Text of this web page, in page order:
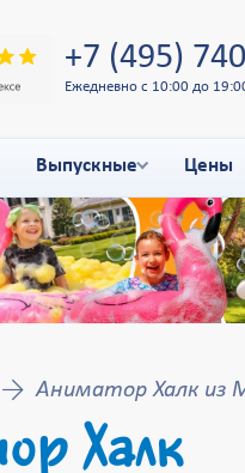
+7 (495)
Ежедневно с 10:00 до
Выпускные Цены
Аниматор Халк из
Халк